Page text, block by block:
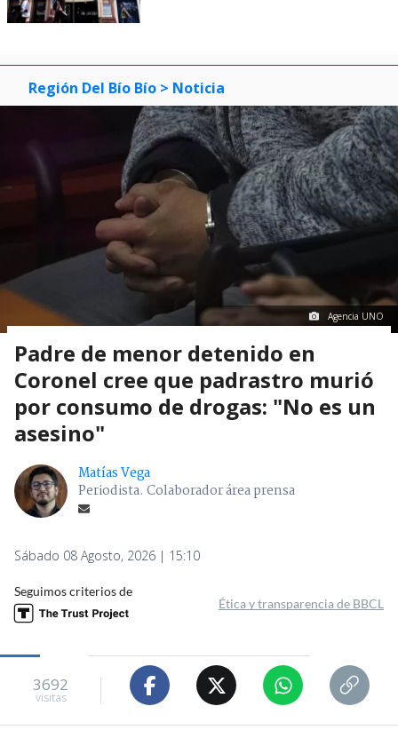
Región Del Bío Bío > Noticia
Agencia UNO
Padre de menor detenido en
Coronel cree que padrastro murió
por consumo de drogas: "No es un
asesino"
Matías Vega
Periodista. Colaborador área prensa
Sábado 08 Agosto, 2026 | 15:10
Seguimos criterios de
Ética y transparencia de BBCL
3692
visitas